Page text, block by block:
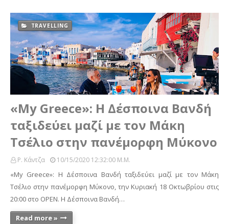
TRAVELLING
«My Greece»: Η Δέσποινα Βανδή
ταξιδεύει μαζί με τον Μάκη
Τσέλιο στην πανέμορφη Μύκονο
Ρ. Κάντζα 10/15/2020 12:32:00 Μ.μ.
«My Greece»: Η Δέσποινα Βανδή ταξιδεύει μαζί με τον Μάκη
Τσέλιο στην πανέμορφη Μύκονο, την Κυριακή 18 Οκτωβρίου στις
20:00 στο OPEN. Η Δέσποινα Βανδή…
Read more »